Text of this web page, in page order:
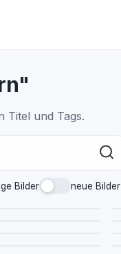
Titel und Tags.
Bilder neue Bilder